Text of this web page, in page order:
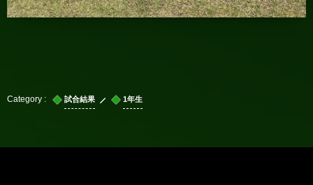
試合結果 1年生